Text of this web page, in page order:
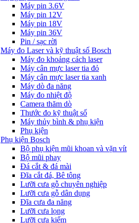
Máy pin 3.6V
Máy pin 12V
Máy pin 18V
Máy pin 36V
Pin / sạc rời
Máy đo Laser và kỹ thuật số Bosch
Máy đo khoảng cách laser
Máy cân mực laser tia đỏ
Máy cân mực laser tia xanh
Máy dò đa năng
Máy đo nhiệt độ
Camera thăm dò
Thước đo kỹ thuật số
Máy thủy bình & phụ kiện
Phụ kịện
Phụ kiện Bosch
Bộ phụ kiện mũi khoan và vặn vít
Bộ mũi phay
Đá cắt & đá mài
Đĩa cắt đá, Bê tông
Lưỡi cưa gỗ chuyên nghiệp
Lưỡi cưa gỗ dân dụng
Đĩa cưa đa năng
Lưỡi cưa lọng
Lưỡi cưa kiếm